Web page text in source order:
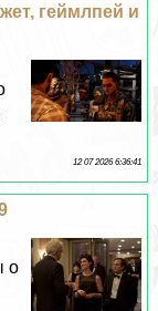
гeймлпей и
12 07 2026 6:36:41
о